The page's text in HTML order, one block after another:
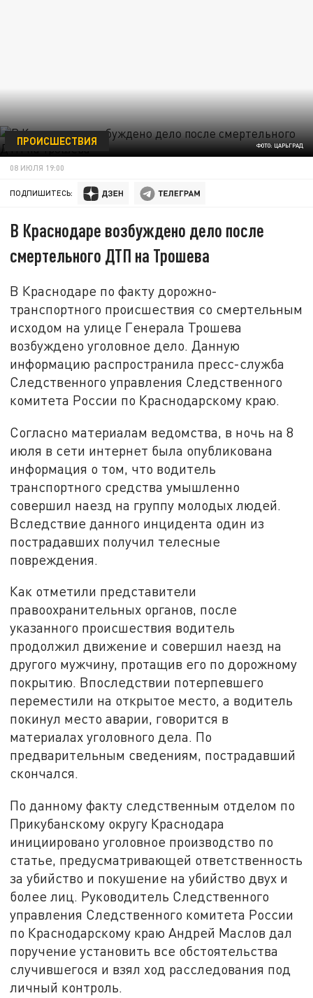
ФОТО: ЦАРЬГРАД
ПРОИСШЕСТВИЯ
08 ИЮЛЯ 19:00
ПОДПИШИТЕСЬ:
В Краснодаре возбуждено дело после
смертельного ДТП на Трошева
В Краснодаре по факту дорожно-
транспортного происшествия со смертельным
исходом на улице Генерала Трошева
возбуждено уголовное дело. Данную
информацию распространила пресс-служба
Следственного управления Следственного
комитета России по Краснодарскому краю.
Согласно материалам ведомства, в ночь на 8
июля в сети интернет была опубликована
информация о том, что водитель
транспортного средства умышленно
совершил наезд на группу молодых людей.
Вследствие данного инцидента один из
пострадавших получил телесные
повреждения.
Как отметили представители
правоохранительных органов, после
указанного происшествия водитель
продолжил движение и совершил наезд на
другого мужчину, протащив его по дорожному
покрытию. Впоследствии потерпевшего
переместили на открытое место, а водитель
покинул место аварии, говорится в
материалах уголовного дела. По
предварительным сведениям, пострадавший
скончался.
По данному факту следственным отделом по
Прикубанскому округу Краснодара
инициировано уголовное производство по
статье, предусматривающей ответственность
за убийство и покушение на убийство двух и
более лиц. Руководитель Следственного
управления Следственного комитета России
по Краснодарскому краю Андрей Маслов дал
поручение установить все обстоятельства
случившегося и взял ход расследования под
личный контроль.